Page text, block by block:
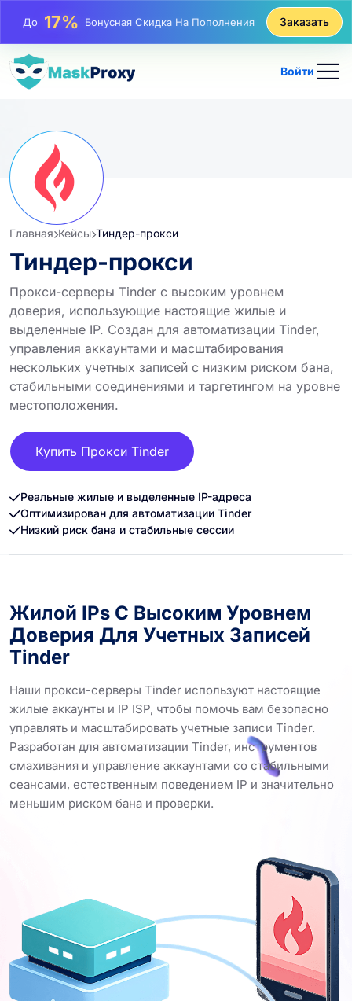
До25%Скидка На Статические Покупки IP
До81%
Заказать
Войти
Главная Кейсы Тиндер-прокси
Тиндер-прокси
Прокси-серверы Tinder с высоким уровнем
доверия, использующие настоящие жилые и
выделенные IP. Создан для автоматизации Tinder,
управления аккаунтами и масштабирования
нескольких учетных записей с низким риском бана,
стабильными соединениями и таргетингом на уровне
местоположения.
Купить Прокси Tinder
Реальные жилые и выделенные IP-адреса
Оптимизирован для автоматизации Tinder
Низкий риск бана и стабильные сессии
Жилой IPs С Высоким Уровнем
Доверия Для Учетных Записей
Tinder
Наши прокси-серверы Tinder используют настоящие
жилые аккаунты и IP ISP, чтобы помочь вам безопасно
управлять и масштабировать учетные записи Tinder.
Разработан для автоматизации Tinder, инструментов
смахивания и управление аккаунтами со стабильными
сеансами, естественным поведением IP и значительно
меньшим риском бана и проверки.